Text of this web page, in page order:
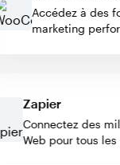
Accédez à
marketing
Zapier
Connectez des
Web pour tous les